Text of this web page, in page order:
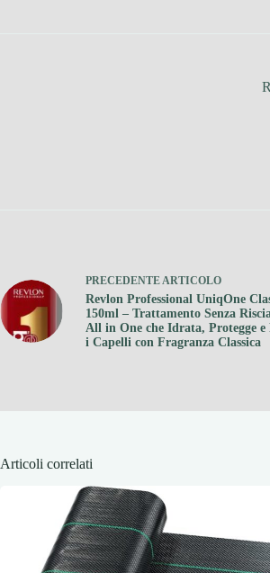
PRECEDENTEARTICOLO
Revlon Professional UniqOne
150ml – Trattamento Senza
All in One che Idrata, Protegge e
i Capelli con Fragranza Classica
Articoli correlati